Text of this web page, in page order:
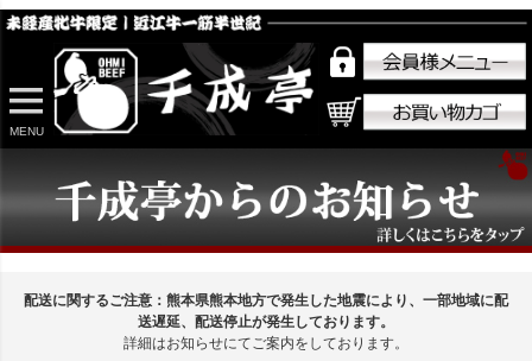
MENU
配送に関するご注意：熊本県熊本地方で発生した地震により、一部地域に配
送遅延、配送停止が発生しております。
詳細はお知らせにてご案内をしております。